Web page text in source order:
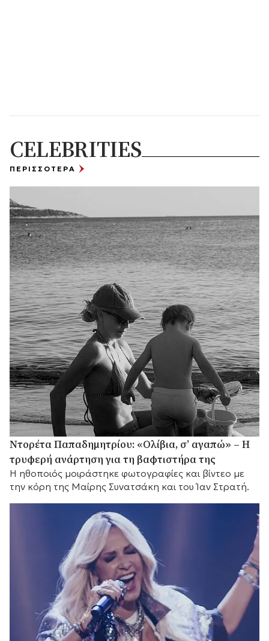
CELEBRITIES
ΠΕΡΙΣΣΟΤΕΡΑ
Ντορέτα Παπαδημητρίου: «Ολίβια, σ’ αγαπώ» – Η
τρυφερή ανάρτηση για τη βαφτιστήρα της
Η ηθοποιός μοιράστηκε φωτογραφίες και βίντεο με
την κόρη της Μαίρης Συνατσάκη και του Ίαν Στρατή.